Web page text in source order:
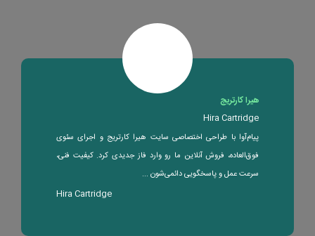
هیرا کارتریج
Hira Cartridge
پیام‌آوا با طراحی اختصاصی سایت هیرا کارتریج و اجرای سئوی
فوق‌العاده، فروش آنلاین ما رو وارد فاز جدیدی کرد. کیفیت فنی،
سرعت عمل و پاسخگویی دائمی‌شون ...
Hira Cartridge